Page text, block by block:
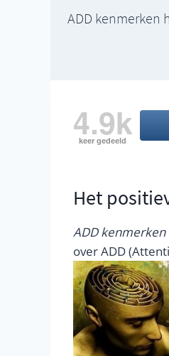
ADD kenmerken
4.9k
keer gedeeld
Het
ADD kenmerken
over ADD